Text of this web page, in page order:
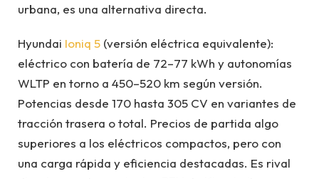
urbana, es una alternativa directa.
Hyundai Ioniq 5 (versión eléctrica equivalente):
eléctrico con batería de 72–77 kWh y autonomías
WLTP en torno a 450–520 km según versión.
Potencias desde 170 hasta 305 CV en variantes de
tracción trasera o total. Precios de partida algo
superiores a los eléctricos compactos, pero con
una carga rápida y eficiencia destacadas. Es rival